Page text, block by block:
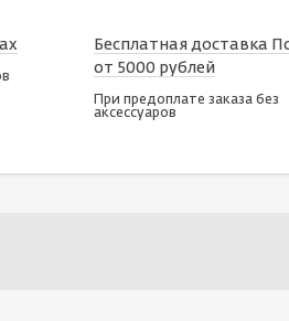
Бесплатная доставка
от 5000 рублей
При предоплате заказа без
аксессуаров